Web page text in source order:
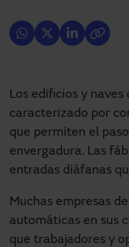
Los edificios y
caracterizado por
que permiten el
envergadura. Las
entradas diáfanas
Muchas empresas
automáticas en sus
que trabajadores y